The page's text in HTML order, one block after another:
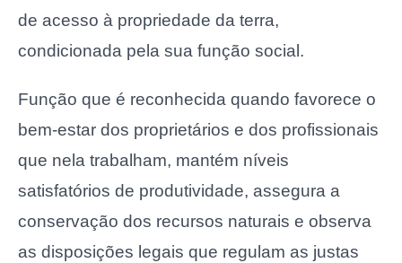
de acesso à propriedade da terra,
condicionada pela sua função social.
Função que é reconhecida quando favorece o
bem-estar dos proprietários e dos profissionais
que nela trabalham, mantém níveis
satisfatórios de produtividade, assegura a
conservação dos recursos naturais e observa
as disposições legais que regulam as justas